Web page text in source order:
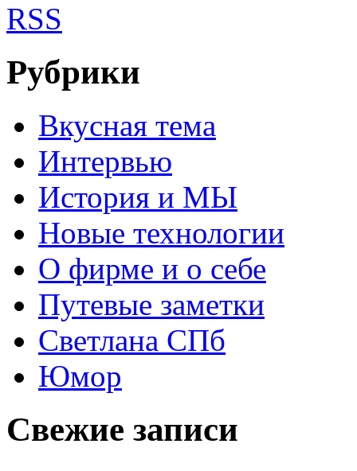
RSS
Рубрики
Вкусная тема
Интервью
История и МЫ
Новые технологии
О фирме и о себе
Путевые заметки
Светлана СПб
Юмор
Свежие записи